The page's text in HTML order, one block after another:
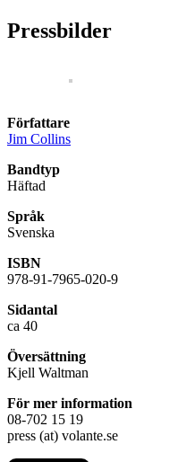
Pressbilder
Författare
Jim Collins
Bandtyp
Häftad
Språk
Svenska
ISBN
978-91-7965-020-9
Sidantal
ca 40
Översättning
Kjell Waltman
För mer information
08-702 15 19
press (at) volante.se